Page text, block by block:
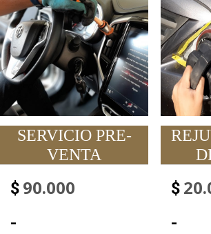
SERVICIO PRE-
VENTA
$ 90.000
-
$
-